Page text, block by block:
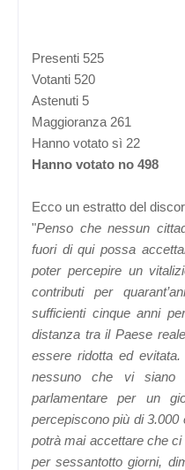
Presenti 525
Votanti 520
Astenuti 5
Maggioranza 261
Hanno votato sì 22
Hanno votato no 498
Ecco un estratto del
"Penso che nessun
fuori di qui possa
poter percepire un
contributi per
sufficienti cinque anni
distanza tra il Paese
essere ridotta ed
nessuno che vi siano
parlamentare per un
percepiscono più di
potrà mai accettare che
per sessantotto giorni,